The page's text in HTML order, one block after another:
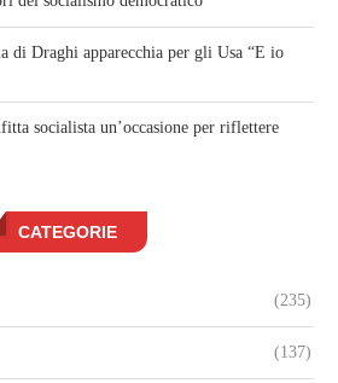
di Draghi apparecchia per gli Usa “E io
socialista un’occasione per riflettere
CATEGORIE
(235)
(137)